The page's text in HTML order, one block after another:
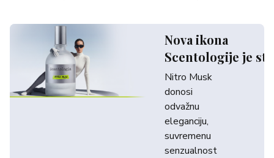
Nova ikona
Scentologije je
Nitro Musk
donosi
odvažnu
eleganciju,
suvremenu
senzualnost